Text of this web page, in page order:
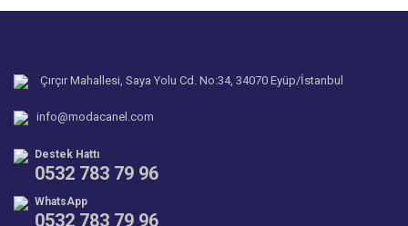
Bu ürüne benzer farklı alternatifler olmalı.
Çırçır Mahallesi, Saya Yolu Cd. No:34, 34070 Eyüp/İstanbul
info@modacanel.com
Destek Hattı
0532 783 79 96
WhatsApp
0532 783 79 96